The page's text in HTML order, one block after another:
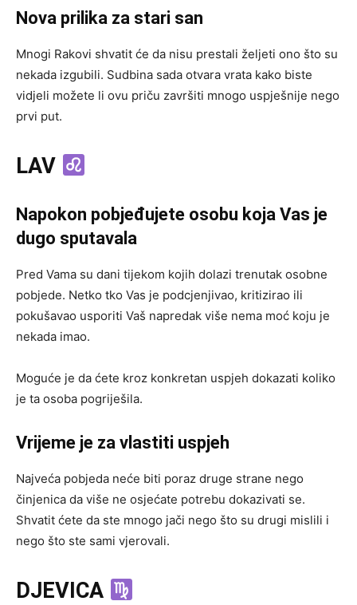
Nova prilika za stari san
Mnogi Rakovi shvatit će da nisu prestali željeti ono što su
nekada izgubili. Sudbina sada otvara vrata kako biste
vidjeli možete li ovu priču završiti mnogo uspješnije nego
prvi put.
LAV
Napokon pobjeđujete osobu koja Vas je
dugo sputavala
Pred Vama su dani tijekom kojih dolazi trenutak osobne
pobjede. Netko tko Vas je podcjenjivao, kritizirao ili
pokušavao usporiti Vaš napredak više nema moć koju je
nekada imao.
Moguće je da ćete kroz konkretan uspjeh dokazati koliko
je ta osoba pogriješila.
Vrijeme je za vlastiti uspjeh
Najveća pobjeda neće biti poraz druge strane nego
činjenica da više ne osjećate potrebu dokazivati se.
Shvatit ćete da ste mnogo jači nego što su drugi mislili i
nego što ste sami vjerovali.
DJEVICA